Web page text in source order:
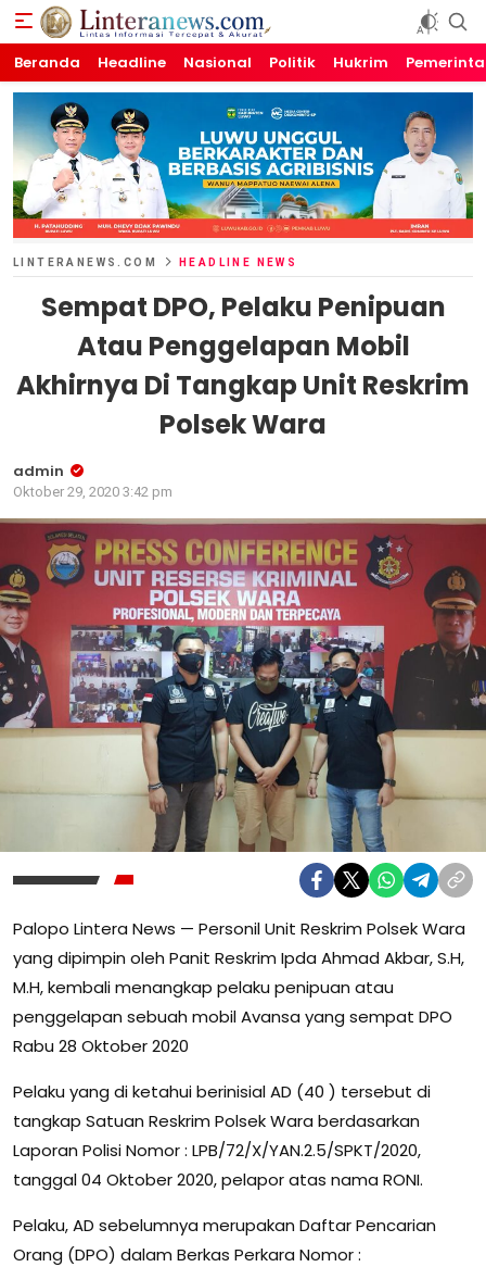
Linteranews.com
Lintas Informasi Tercepat dan Akurat
Beranda Headline Nasional Politik Hukrim
LINTERANEWS.COM HEADLINE NEWS
Sempat DPO, Pelaku Penipuan
Atau Penggelapan Mobil
Akhirnya Di Tangkap Unit Reskrim
Polsek Wara
admin
Oktober 29, 2020 3:42 pm
Palopo Lintera News — Personil Unit Reskrim Polsek Wara
yang dipimpin oleh Panit Reskrim Ipda Ahmad Akbar, S.H,
M.H, kembali menangkap pelaku penipuan atau
penggelapan sebuah mobil Avansa yang sempat DPO
Rabu 28 Oktober 2020
Pelaku yang di ketahui berinisial AD (40 ) tersebut di
tangkap Satuan Reskrim Polsek Wara berdasarkan
Laporan Polisi Nomor : LPB/72/X/YAN.2.5/SPKT/2020,
tanggal 04 Oktober 2020, pelapor atas nama RONI.
Pelaku, AD sebelumnya merupakan Daftar Pencarian
Orang (DPO) dalam Berkas Perkara Nomor :